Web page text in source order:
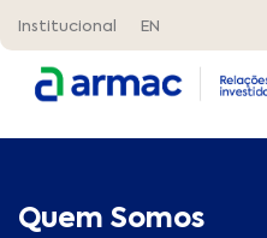
Institucional EN
Quem Somos